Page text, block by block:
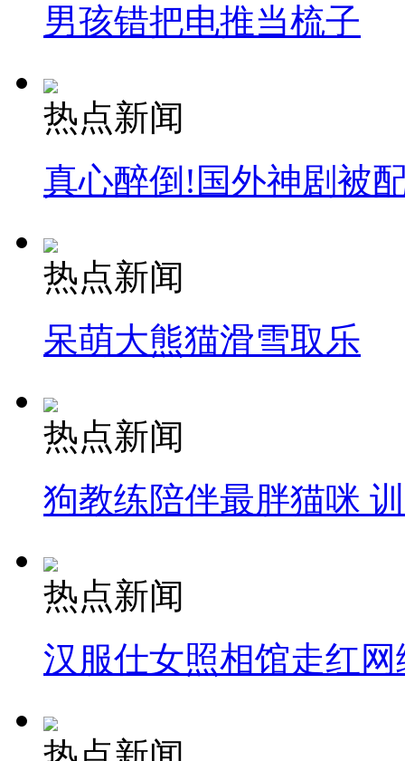
男孩错把电推当梳子
热点新闻
真心醉倒!国外神剧被
热点新闻
呆萌大熊猫滑雪取乐
热点新闻
狗教练陪伴最胖猫咪
热点新闻
汉服仕女照相馆走红网